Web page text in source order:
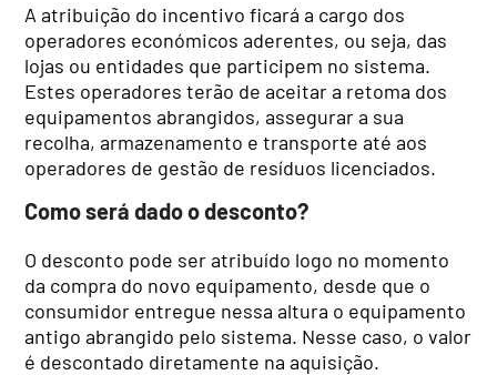
A atribuição do incentivo ficará a cargo dos
operadores económicos aderentes, ou seja, das
lojas ou entidades que participem no sistema.
Estes operadores terão de aceitar a retoma dos
equipamentos abrangidos, assegurar a sua
recolha, armazenamento e transporte até aos
operadores de gestão de resíduos licenciados.
Como será dado o desconto?
O desconto pode ser atribuído logo no momento
da compra do novo equipamento, desde que o
consumidor entregue nessa altura o equipamento
antigo abrangido pelo sistema. Nesse caso, o valor
é descontado diretamente na aquisição.